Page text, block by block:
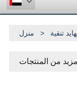
منزل > تنقية
من المنتجات